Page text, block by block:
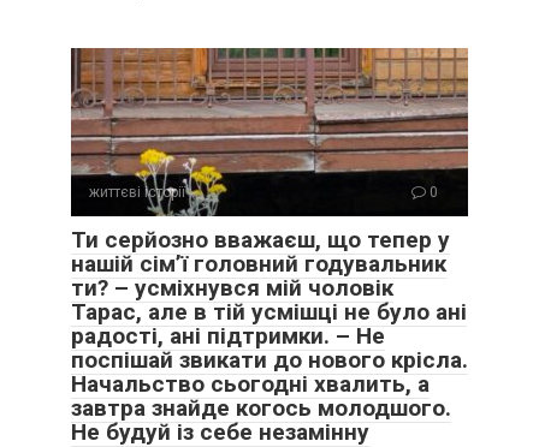
життєві історії 0
Ти серйозно вважаєш, що тепер у
нашій сім’ї головний годувальник
ти? – усміхнувся мій чоловік
Тарас, але в тій усмішці не було ані
радості, ані підтримки. – Не
поспішай звикати до нового крісла.
Начальство сьогодні хвалить, а
завтра знайде когось молодшого.
Не будуй із себе незамінну